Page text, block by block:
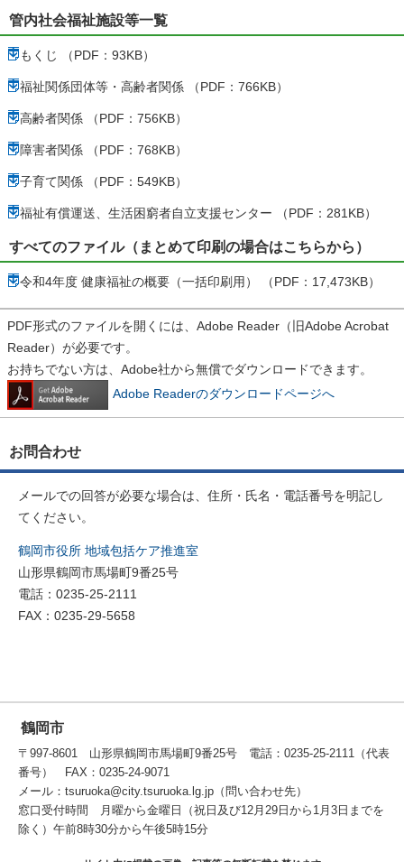
管内社会福祉施設等一覧
もくじ （PDF：93KB）
福祉関係団体等・高齢者関係 （PDF：766KB）
高齢者関係 （PDF：756KB）
障害者関係 （PDF：768KB）
子育て関係 （PDF：549KB）
福祉有償運送、生活困窮者自立支援センター （PDF：281KB）
すべてのファイル（まとめて印刷の場合はこちらから）
令和4年度 健康福祉の概要（一括印刷用） （PDF：17,473KB）
PDF形式のファイルを開くには、Adobe Reader（旧Adobe Acrobat
Reader）が必要です。
お持ちでない方は、Adobe社から無償でダウンロードできます。
Adobe Readerのダウンロードページへ
お問合わせ
メールでの回答が必要な場合は、住所・氏名・電話番号を明記し
てください。
鶴岡市役所 地域包括ケア推進室
山形県鶴岡市馬場町9番25号
電話：0235-25-2111
FAX：0235-29-5658
鶴岡市
〒997-8601 山形県鶴岡市馬場町9番25号 電話：0235-25-2111（代表
番号） FAX：0235-24-9071
メール：tsuruoka@city.tsuruoka.lg.jp（問い合わせ先）
窓口受付時間 月曜から金曜日（祝日及び12月29日から1月3日までを
除く）午前8時30分から午後5時15分